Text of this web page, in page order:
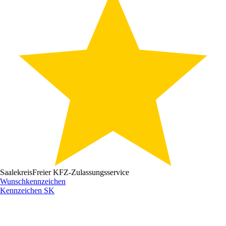
SaalekreisFreier KFZ-Zulassungsservice
Wunschkennzeichen
Kennzeichen SK